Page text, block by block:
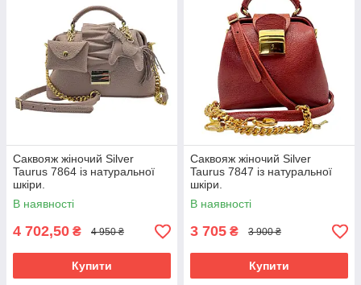
Саквояж жіночий Silver
Taurus 7864 із натуральної
шкіри.
В наявності
4 702,50 ₴ 4 950 ₴
Купити
Саквояж жіночий Silver
Taurus 7847 із натуральної
шкіри.
В наявності
3 705 ₴ 3 900 ₴
Купити